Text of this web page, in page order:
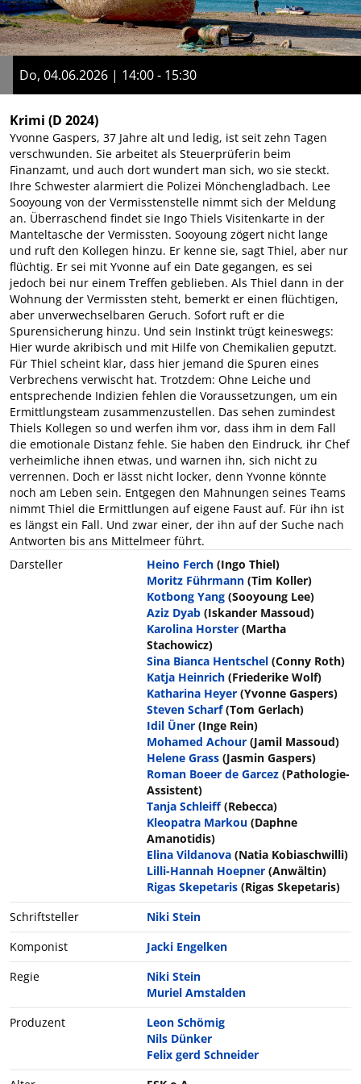
Do, 04.06.2026 | 14:00 - 15:30
Krimi (D 2024)
Yvonne Gaspers, 37 Jahre alt und ledig, ist seit zehn Tagen
verschwunden. Sie arbeitet als Steuerprüferin beim
Finanzamt, und auch dort wundert man sich, wo sie steckt.
Ihre Schwester alarmiert die Polizei Mönchengladbach. Lee
Sooyoung von der Vermisstenstelle nimmt sich der Meldung
an. Überraschend findet sie Ingo Thiels Visitenkarte in der
Manteltasche der Vermissten. Sooyoung zögert nicht lange
und ruft den Kollegen hinzu. Er kenne sie, sagt Thiel, aber nur
flüchtig. Er sei mit Yvonne auf ein Date gegangen, es sei
jedoch bei nur einem Treffen geblieben. Als Thiel dann in der
Wohnung der Vermissten steht, bemerkt er einen flüchtigen,
aber unverwechselbaren Geruch. Sofort ruft er die
Spurensicherung hinzu. Und sein Instinkt trügt keineswegs:
Hier wurde akribisch und mit Hilfe von Chemikalien geputzt.
Für Thiel scheint klar, dass hier jemand die Spuren eines
Verbrechens verwischt hat. Trotzdem: Ohne Leiche und
entsprechende Indizien fehlen die Voraussetzungen, um ein
Ermittlungsteam zusammenzustellen. Das sehen zumindest
Thiels Kollegen so und werfen ihm vor, dass ihm in dem Fall
die emotionale Distanz fehle. Sie haben den Eindruck, ihr Chef
verheimliche ihnen etwas, und warnen ihn, sich nicht zu
verrennen. Doch er lässt nicht locker, denn Yvonne könnte
noch am Leben sein. Entgegen den Mahnungen seines Teams
nimmt Thiel die Ermittlungen auf eigene Faust auf. Für ihn ist
es längst ein Fall. Und zwar einer, der ihn auf der Suche nach
Antworten bis ans Mittelmeer führt.
Darsteller
Heino Ferch (Ingo Thiel)
Moritz Führmann (Tim Koller)
Kotbong Yang (Sooyoung Lee)
Aziz Dyab (Iskander Massoud)
Karolina Horster (Martha
Stachowicz)
Sina Bianca Hentschel (Conny Roth)
Katja Heinrich (Friederike Wolf)
Katharina Heyer (Yvonne Gaspers)
Steven Scharf (Tom Gerlach)
Idil Üner (Inge Rein)
Mohamed Achour (Jamil Massoud)
Helene Grass (Jasmin Gaspers)
Roman Boeer de Garcez (Pathologie-
Assistent)
Tanja Schleiff (Rebecca)
Kleopatra Markou (Daphne
Amanotidis)
Elina Vildanova (Natia Kobiaschwilli)
Lilli-Hannah Hoepner (Anwältin)
Rigas Skepetaris (Rigas Skepetaris)
Schriftsteller
Niki Stein
Komponist
Jacki Engelken
Regie
Niki Stein
Muriel Amstalden
Produzent
Leon Schömig
Nils Dünker
Felix gerd Schneider